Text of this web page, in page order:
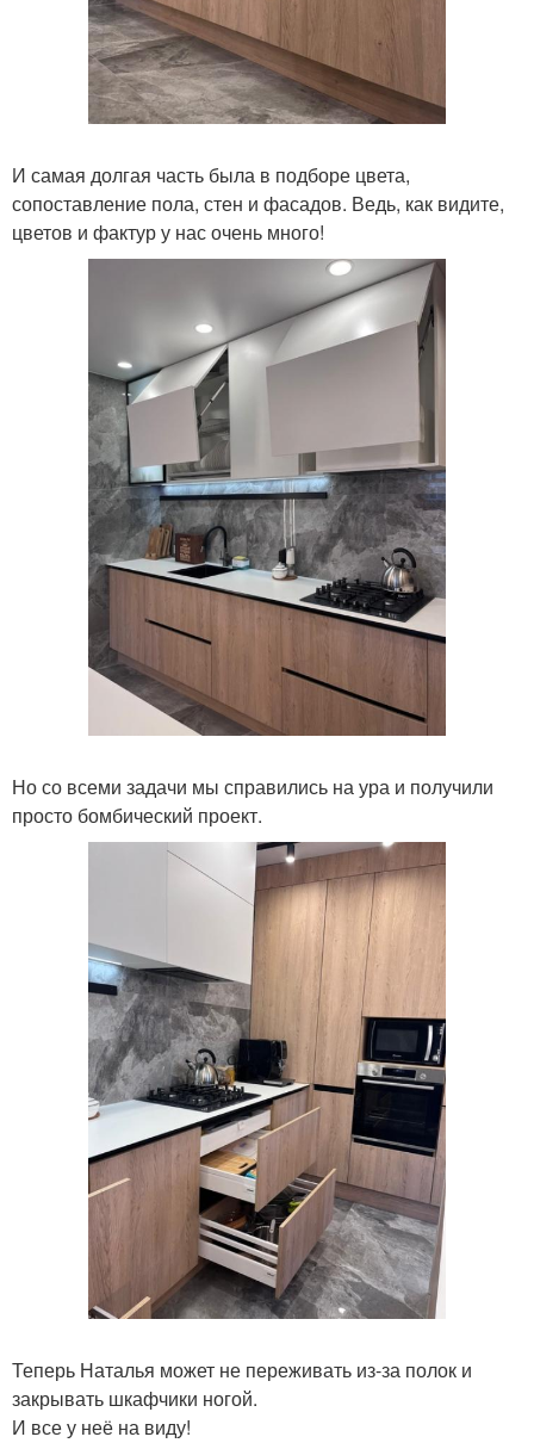
И самая долгая часть была в подборе цвета,
сопоставление пола, стен и фасадов. Ведь, как видите,
цветов и фактур у нас очень много!
Но со всеми задачи мы справились на ура и получили
просто бомбический проект.
Теперь Наталья может не переживать из-за полок и
закрывать шкафчики ногой.
И все у неё на виду!